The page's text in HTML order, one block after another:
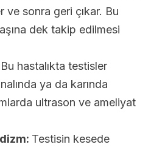
ve sonra geri çıkar. Bu
dek takip edilmesi
Bu hastalıkta testisler
ya da karında
ultrason ve ameliyat
Testisin kesede